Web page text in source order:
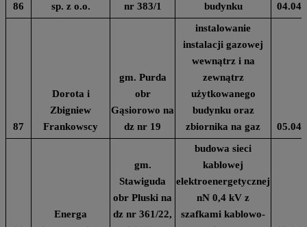
86
sp. z o.o.
nr 383/1
budynku
87
Dorota i
Zbigniew
Frankowscy
gm. Purda
obr
Gąsiorowo na
dz nr 19
instalowanie
instalacji gazowej
wewnątrz i na
zewnątrz
użytkowanego
budynku oraz
zbiornika na gaz
Energa
gm.
Stawiguda
obr Pluski na
dz nr 361/22,
budowa sieci
kablowej
elektroenergetycznej
nN 0,4 kV z
szafkami kablowo-